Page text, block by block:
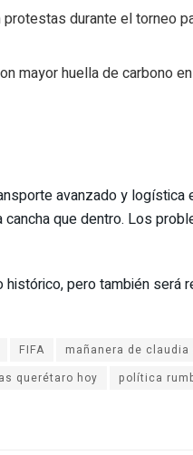
durante el torneo
mayor huella de carbono
avanzado y logística
que dentro. Los
pero también será
FIFA
mañanera de claudia
querétaro hoy
política